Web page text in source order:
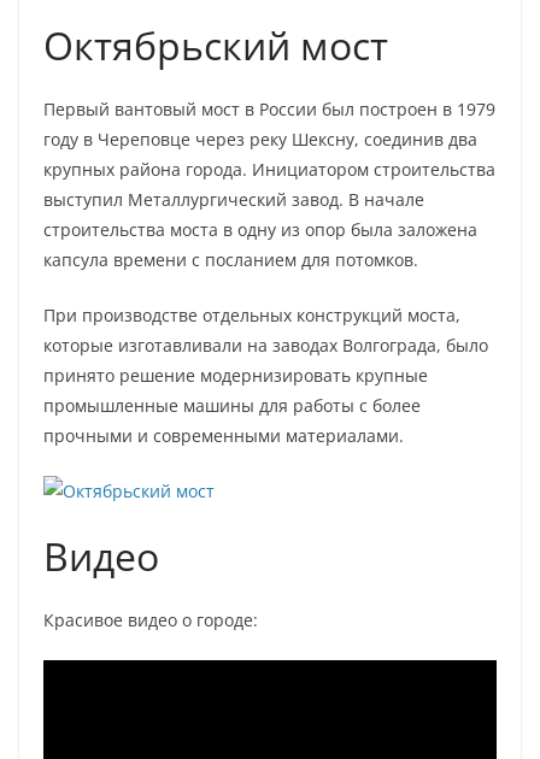
Октябрьский мост
Первый вантовый мост в России был построен в 1979
году в Череповце через реку Шексну, соединив два
крупных района города. Инициатором строительства
выступил Металлургический завод. В начале
строительства моста в одну из опор была заложена
капсула времени с посланием для потомков.
При производстве отдельных конструкций моста,
которые изготавливали на заводах Волгограда, было
принято решение модернизировать крупные
промышленные машины для работы с более
прочными и современными материалами.
Видео
Красивое видео о городе: